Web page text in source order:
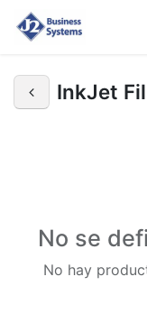
InkJet
No se
No hay